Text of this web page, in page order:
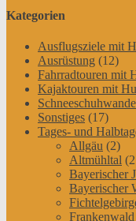
Kategorien
Ausflugsziele mit
Ausrüstung (12)
Fahrradtouren mit
Kajaktouren mit
Sonstiges (17)
Tages- und
Allgäu (2)
Altmühltal
Bayerischer
Bayerischer
Frankenwald